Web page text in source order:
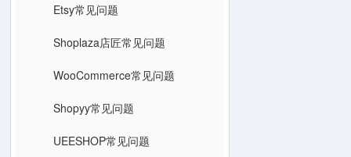
Etsy常见问题
Shoplaza店匠常见问题
WooCommerce常见问题
Shopyy常见问题
UEESHOP常见问题